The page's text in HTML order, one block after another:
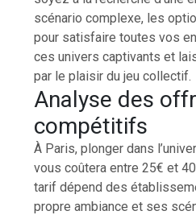
scénario complexe, les
pour satisfaire toutes vos
ces univers captivants et
par le plaisir du jeu collectif.
Analyse des
compétitifs
À Paris, plonger dans
vous coûtera entre 25€ et
tarif dépend des
propre ambiance et ses